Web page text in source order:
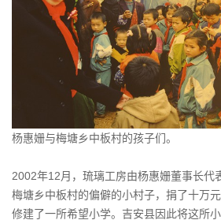
杨惠姗与梅塘乡中板村的孩子们。
2002年12月，琉璃工房由杨惠姗董事长代
梅塘乡中板村的偏僻的小村子，捐了十万
修建了一所希望小学。吉安县因此将这所小